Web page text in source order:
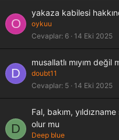
O
yakaza kabilesi
oykuu
Cevaplar 6 14 Eki 2025
D
musallatlı mıyım değil
doubt11
Cevaplar 5 14 Eki 2025
D
Fal, bakım,
olur mu
Deep blue